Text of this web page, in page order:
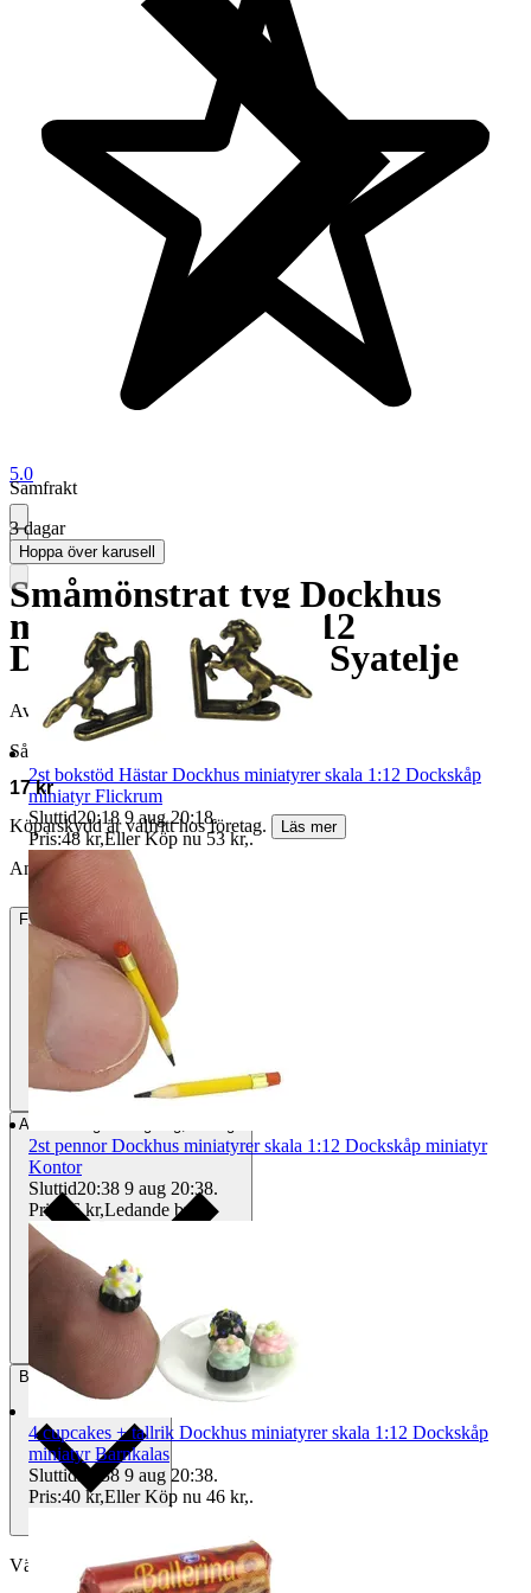
5.0
Småmönstrat tyg Dockhus
miniatyrer skala 1:12
Dockskåp miniatyr Syatelje
Avslutad 11 maj 19:45
Såld för
17 kr
Köparskydd är valfritt hos företag.
Läs mer
Annonsen är avslutad. Såld med Köp nu.
Frakt 15 kr Annat fraktsätt
Avhämtning
Betalning Via Tradera
Välj till köparskydd
Samfrakt
3 dagar
Hoppa över karusell
2st bokstöd Hästar Dockhus miniatyrer skala 1:12 Dockskåp
miniatyr Flickrum
Sluttid20:18 9 aug 20:18.
Pris:48 kr,Eller Köp nu 53 kr,.
2st pennor Dockhus miniatyrer skala 1:12 Dockskåp miniatyr
Kontor
Sluttid20:38 9 aug 20:38.
Pris:
16 kr,Ledande bud
4 cupcakes + tallrik Dockhus miniatyrer skala 1:12 Dockskåp
miniatyr Barnkalas
Sluttid20:38 9 aug 20:38.
Pris:40 kr,Eller Köp nu 46 kr,.